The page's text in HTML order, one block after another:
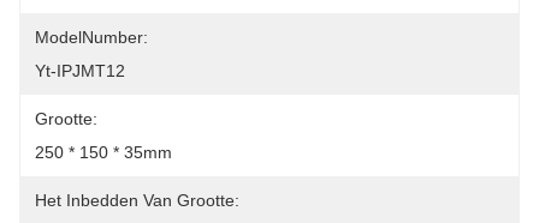
ModelNumber:
Yt-IPJMT12
Grootte:
250 * 150 * 35mm
Het Inbedden Van Grootte: